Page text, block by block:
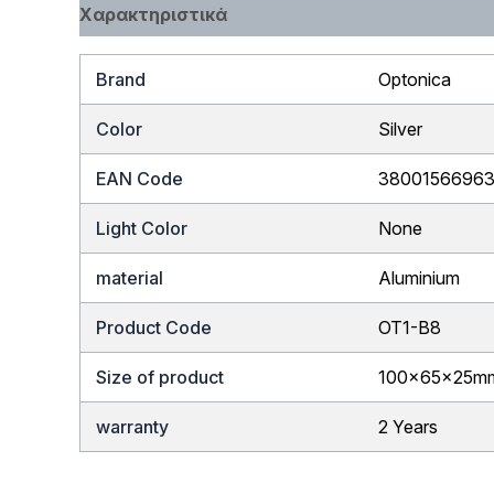
Χαρακτηριστικά
Brand Optonica
Color Silver
EAN Code
Light Color None
material Aluminium
Product Code OT1-B8
Size of product
warranty 2 Years